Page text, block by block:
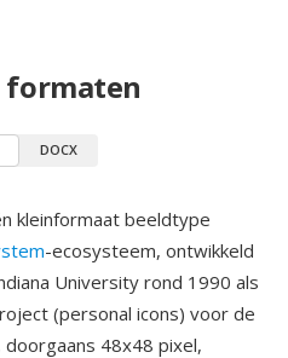
formaten
DOCX
kleinformaat beeldtype
-ecosysteem, ontwikkeld
University rond 1990 als
(personal icons) voor de
doorgaans 48x48 pixel,